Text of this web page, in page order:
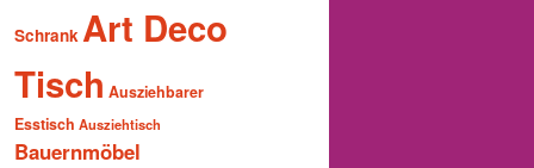
Schrank Art Deco
Tisch Ausziehbarer
Esstisch Ausziehtisch
Bauernmöbel